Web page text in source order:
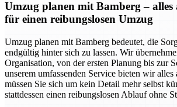
Umzug planen mit Bamberg – alles
für einen reibungslosen Umzug
Umzug planen mit Bamberg bedeutet, die
endgültig hinter sich zu lassen. Wir
Organisation, von der ersten Planung bis zur
unserem umfassenden Service bieten wir alles
müssen Sie sich um kein Detail mehr selbst
stattdessen einen reibungslosen Ablauf ohne